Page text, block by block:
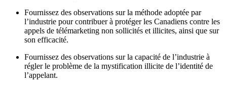
Fournissez des observations sur la méthode adoptée par
l’industrie pour contribuer à protéger les Canadiens contre les
appels de télémarketing non sollicités et illicites, ainsi que sur
son efficacité.
Fournissez des observations sur la capacité de l’industrie à
régler le problème de la mystification illicite de l’identité de
l’appelant.